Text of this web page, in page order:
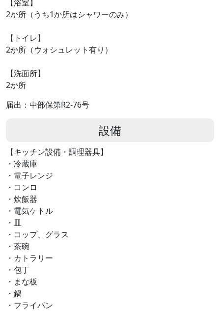
【浴室】
2か所（うち1か所はシャワーのみ）
【トイレ】
2か所（ウォシュレット有り）
【洗面所】
2か所
届出：中部保第R2-76号
設備
【キッチン設備・調理器具】
・冷蔵庫
・電子レンジ
・コンロ
・炊飯器
・電気ケトル
・皿
・コップ、グラス
・茶碗
・カトラリー
・包丁
・まな板
・鍋
・フライパン